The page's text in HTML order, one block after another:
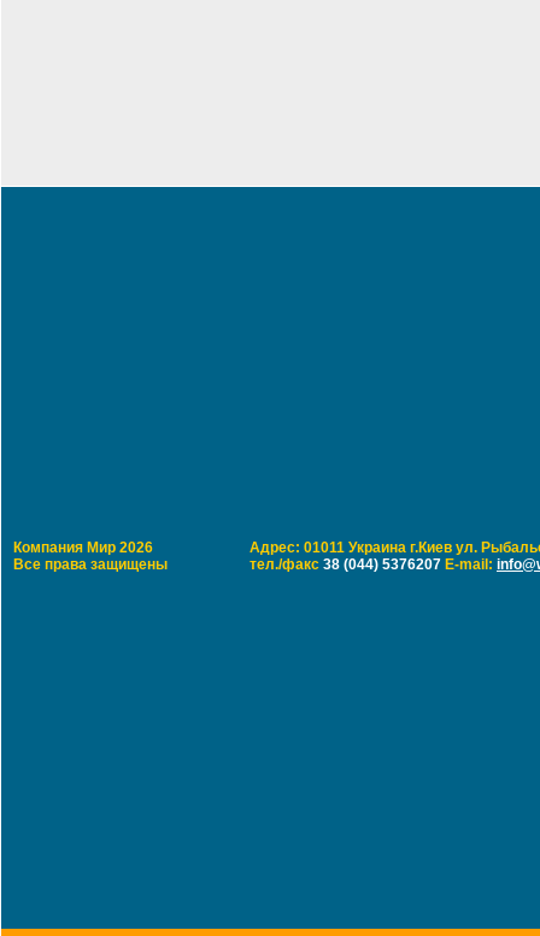
Компания Мир 2026
Все права защищены
Адрес: 01011 Украина г.Киев ул.
тел./факс 38 (044) 5376207 E-mail: